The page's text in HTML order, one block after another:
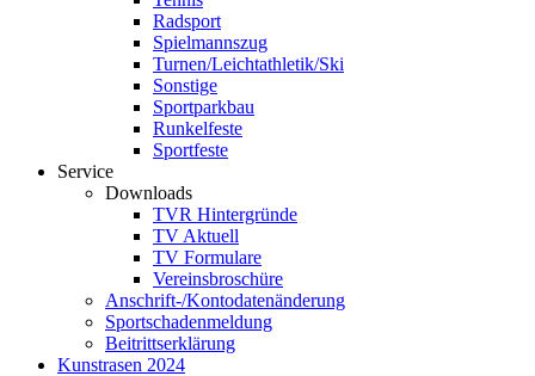
Radsport
Spielmannszug
Turnen/Leichtathletik/Ski
Sonstige
Sportparkbau
Runkelfeste
Sportfeste
Service
Downloads
TVR Hintergründe
TV Aktuell
TV Formulare
Vereinsbroschüre
Anschrift-/Kontodatenänderung
Sportschadenmeldung
Beitrittserklärung
Kunstrasen 2024